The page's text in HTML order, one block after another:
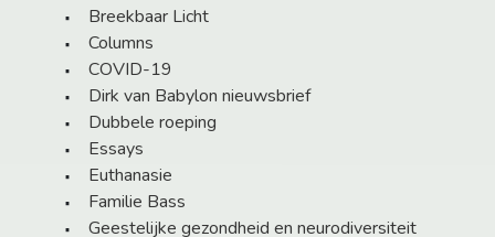
Breekbaar Licht
Columns
COVID-19
Dirk van Babylon nieuwsbrief
Dubbele roeping
Essays
Euthanasie
Familie Bass
Geestelijke gezondheid en neurodiversiteit